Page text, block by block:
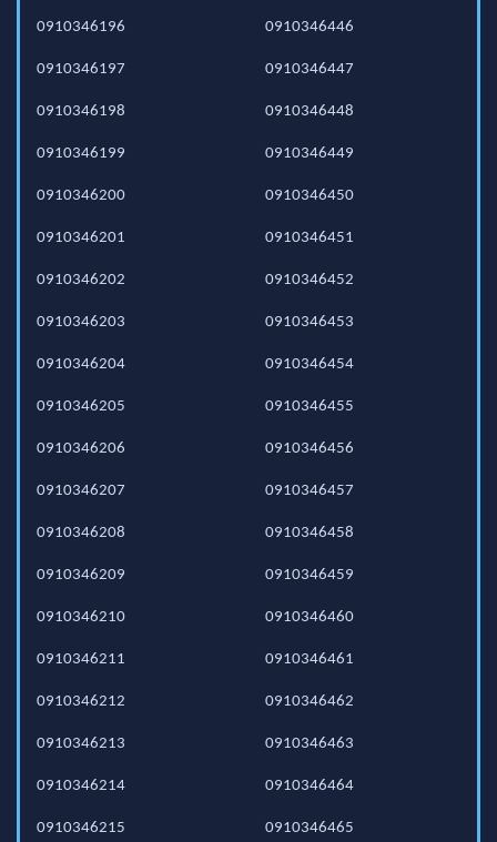
0910346196
0910346197
0910346198
0910346199
0910346200
0910346201
0910346202
0910346203
0910346204
0910346205
0910346206
0910346207
0910346208
0910346209
0910346210
0910346211
0910346212
0910346213
0910346214
0910346215
0910346446
0910346447
0910346448
0910346449
0910346450
0910346451
0910346452
0910346453
0910346454
0910346455
0910346456
0910346457
0910346458
0910346459
0910346460
0910346461
0910346462
0910346463
0910346464
0910346465